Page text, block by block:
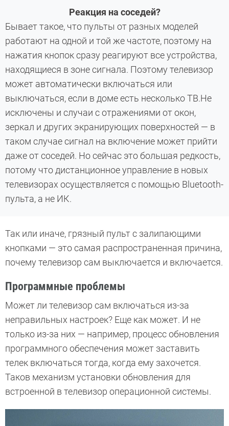
Реакция на соседей?
Бывает такое, что пульты от разных моделей
работают на одной и той же частоте, поэтому на
нажатия кнопок сразу реагируют все устройства,
находящиеся в зоне сигнала. Поэтому телевизор
может автоматически включаться или
выключаться, если в доме есть несколько ТВ.Не
исключены и случаи с отражениями от окон,
зеркал и других экранирующих поверхностей — в
таком случае сигнал на включение может прийти
даже от соседей. Но сейчас это большая редкость,
потому что дистанционное управление в новых
телевизорах осуществляется с помощью Bluetooth-
пульта, а не ИК.
Так или иначе, грязный пульт с залипающими
кнопками — это самая распространенная причина,
почему телевизор сам выключается и включается.
Программные проблемы
Может ли телевизор сам включаться из-за
неправильных настроек? Еще как может. И не
только из-за них — например, процесс обновления
программного обеспечения может заставить
телек включаться тогда, когда ему захочется.
Таков механизм установки обновления для
встроенной в телевизор операционной системы.